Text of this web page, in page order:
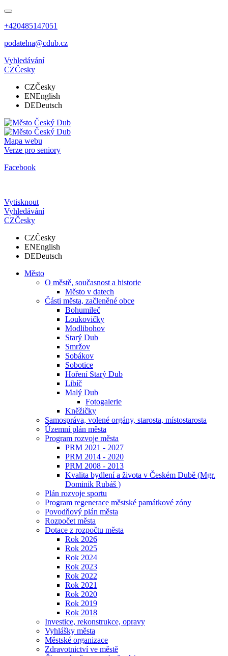
+420485147051
podatelna@cdub.cz
Vyhledávání
CZČesky
CZČesky
ENEnglish
DEDeutsch
Mapa webu
Verze pro seniory
Facebook
Vytisknout
Vyhledávání
CZČesky
CZČesky
ENEnglish
DEDeutsch
Město
O městě, současnost a historie
Město v datech
Části města, začleněné obce
Bohumileč
Loukovičky
Modlibohov
Starý Dub
Smržov
Sobákov
Sobotice
Hoření Starý Dub
Libíč
Malý Dub
Fotogalerie
Kněžičky
Samospráva, volené orgány, starosta, místostarosta
Územní plán města
Program rozvoje města
PRM 2021 - 2027
PRM 2014 - 2020
PRM 2008 - 2013
Kvalita bydlení a života v Českém Dubě (Mgr.
Dominik Rubáš )
Plán rozvoje sportu
Program regenerace městské památkové zóny
Povodňový plán města
Rozpočet města
Dotace z rozpočtu města
Rok 2026
Rok 2025
Rok 2024
Rok 2023
Rok 2022
Rok 2021
Rok 2020
Rok 2019
Rok 2018
Investice, rekonstrukce, opravy
Vyhlášky města
Městské organizace
Zdravotnictví ve městě